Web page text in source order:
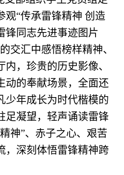
观“传承雷锋精神 创造
同志先进事迹图片
交汇中感悟榜样精神、
，珍贵的历史影像、
动的奉献场景，全面还
少年成长为时代楷模的
足凝望，轻声诵读雷锋
神”、赤子之心、艰苦
，深刻体悟雷锋精神跨